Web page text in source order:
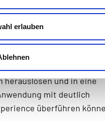
erlauben
und
haben wir eine wenig
herauslösen und in eine
mit deutlich
überführen